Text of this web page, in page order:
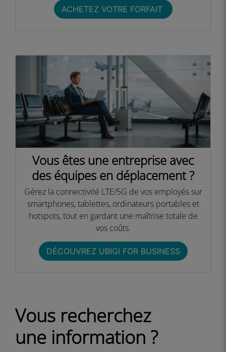
ACHETEZ VOTRE FORFAIT ​
Vous êtes une entreprise avec
des équipes en déplacement ?​
Gérez la connectivité LTE/5G de vos employés sur
smartphones, tablettes, ordinateurs portables et
hotspots, tout en gardant une maîtrise totale de
vos coûts.​​
DÉCOUVREZ UBIGI FOR BUSINESS​
Vous recherchez
une information ?